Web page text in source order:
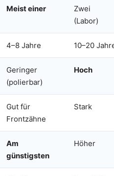
Meist einer
Zwei
(Labor)
4–8 Jahre 10–20
Geringer
(polierbar)
Hoch
Gut für
Frontzähne
Stark
Am
günstigsten
Höher